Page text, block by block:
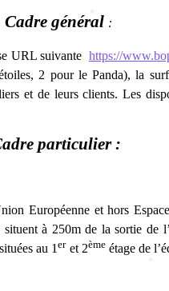
Cadre général :
URL suivante https://
2 pour le Panda), la
et de leurs clients. Les
particulier :
Européenne et hors
à 250m de la sortie de
au 1eret 2èmeétage de